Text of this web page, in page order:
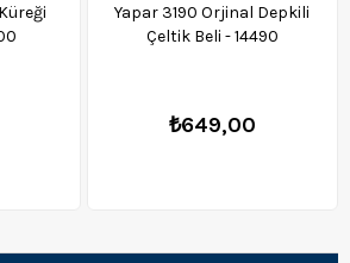
Yapar 3190 Orjinal Depkili
Çeltik Beli - 14490
₺649,00